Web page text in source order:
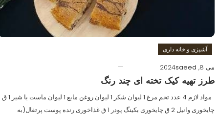
آشپزی و خانه داری
می 8, 2024
saeed
طرز تهیه کیک تخته ای چند رنگ
مواد لازم 4 عدد تخم مرغ 1 لیوان شکر 1 لیوان روغن مایع 1 لیوان ماست یا شیر 1 ق
چایخوری وانیل 2 ق چایخوری بکینگ پودر 1 ق غذاخوری رنده پوست پرتقال(به